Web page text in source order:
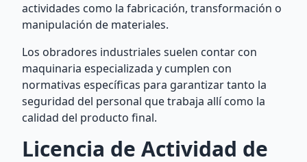
actividades como la fabricación, transformación o
manipulación de materiales.
Los obradores industriales suelen contar con
maquinaria especializada y cumplen con
normativas específicas para garantizar tanto la
seguridad del personal que trabaja allí como la
calidad del producto final.
Licencia de Actividad de